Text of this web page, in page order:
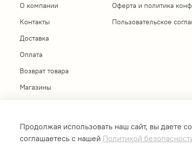
О компании
Контакты
Доставка
Оплата
Возврат товара
Магазины
Оферта и политика
Пользовательское
Продолжая использовать наш сайт, вы даете
соглашаетесь с нашей Политикой